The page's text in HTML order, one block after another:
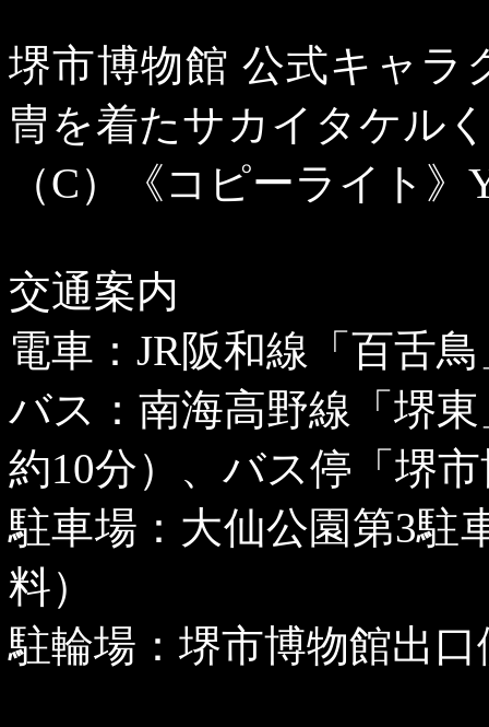
堺市博物館 公式キャラ
冑を着たサカイタケル
（C）《コピーライト》
交通案内
電車： JR阪和線「百舌
バス：南海高野線「堺
約10分）、バス停「堺
駐車場：大仙公園第3駐
料）
駐輪場：堺市博物館出